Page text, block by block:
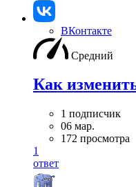
ВКонтакте
Средний
Как
1 подписчик
06 мар.
172 просмотра
1
ответ